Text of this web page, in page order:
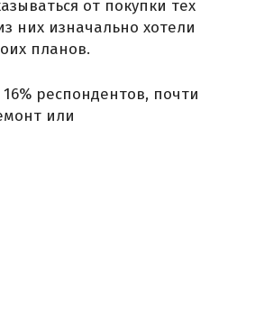
от покупки тех
них изначально хотели
планов.
респондентов, почти
или